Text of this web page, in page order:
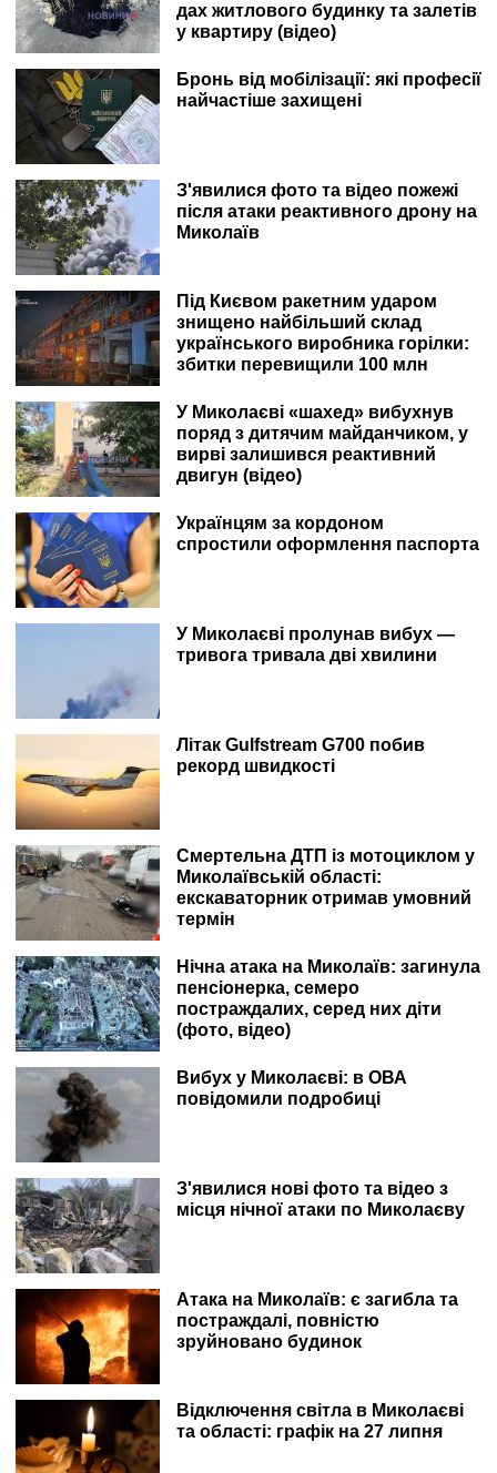
дах житлового будинку та залетів
у квартиру (відео)
Бронь від мобілізації: які професії
найчастіше захищені
З'явилися фото та відео пожежі
після атаки реактивного дрону на
Миколаїв
Під Києвом ракетним ударом
знищено найбільший склад
українського виробника горілки:
збитки перевищили 100 млн
У Миколаєві «шахед» вибухнув
поряд з дитячим майданчиком, у
вирві залишився реактивний
двигун (відео)
Українцям за кордоном
спростили оформлення паспорта
У Миколаєві пролунав вибух —
тривога тривала дві хвилини
Літак Gulfstream G700 побив
рекорд швидкості
Смертельна ДТП із мотоциклом у
Миколаївській області:
екскаваторник отримав умовний
термін
Нічна атака на Миколаїв: загинула
пенсіонерка, семеро
постраждалих, серед них діти
(фото, відео)
Вибух у Миколаєві: в ОВА
повідомили подробиці
З'явилися нові фото та відео з
місця нічної атаки по Миколаєву
Атака на Миколаїв: є загибла та
постраждалі, повністю
зруйновано будинок
Відключення світла в Миколаєві
та області: графік на 27 липня